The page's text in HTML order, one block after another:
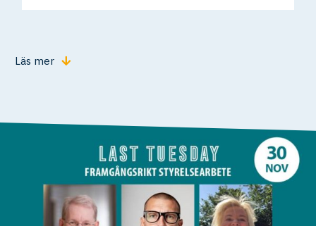
Läs mer